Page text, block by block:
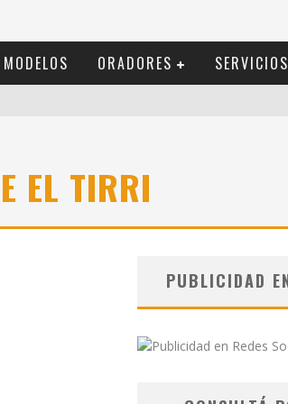
MODELOS ORADORES SERVICIOS
EL TIRRI
PUBLICIDAD